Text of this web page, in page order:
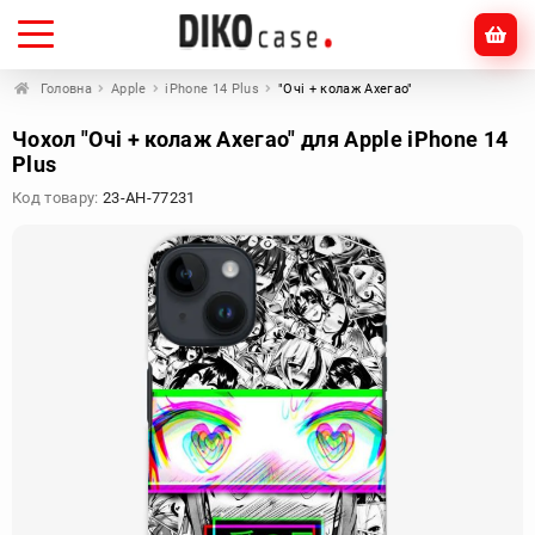
Головна Apple iPhone 14 Plus "Очі + колаж Ахегао"
Чохол "Очі + колаж Ахегао" для Apple iPhone 14
Plus
Код товару: 23-AH-77231